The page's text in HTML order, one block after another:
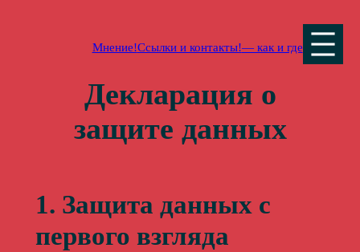
Мнение!Ссылки и контакты!— как и где
Декларация о
защите данных
1. Защита данных с
первого взгляда